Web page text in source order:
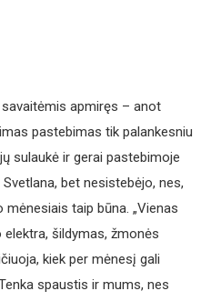
apmiręs – anot
pastebimas tik palankesniu
sulaukė ir gerai pastebimoje
bet nesistebėjo, nes,
taip būna. „Vienas
šildymas, žmonės
kiek per mėnesį gali
spaustis ir mums, nes